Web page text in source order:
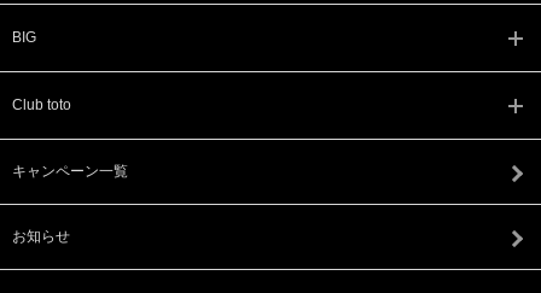
BIG
Club toto
キャンペーン一覧
お知らせ